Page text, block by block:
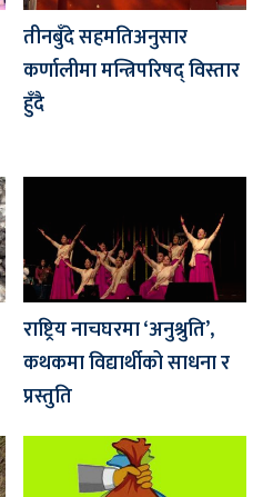
तीनबुँदे सहमतिअनुसार
कर्णालीमा मन्त्रिपरिषद् विस्तार
हुँदै
राष्ट्रिय नाचघरमा ‘अनुश्रुति’,
कथकमा विद्यार्थीको साधना र
प्रस्तुति